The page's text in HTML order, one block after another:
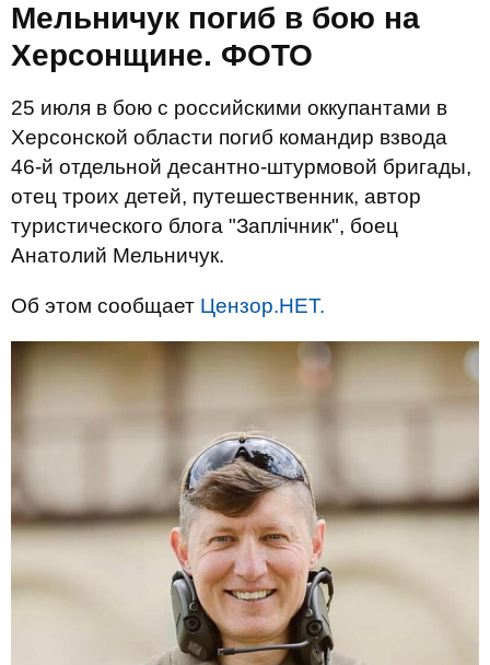
Мельничук погиб в бою на
Херсонщине. ФОТО
25 июля в бою с российскими оккупантами в
Херсонской области погиб командир взвода
46-й отдельной десантно-штурмовой бригады,
отец троих детей, путешественник, автор
туристического блога "Заплічник", боец
Анатолий Мельничук.
Об этом сообщает Цензор.НЕТ.